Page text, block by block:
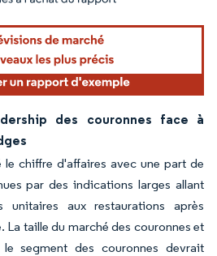
des couronnes face à
le chiffre d'affaires avec une part de
par des indications larges allant
aux restaurations après
taille du marché des couronnes et
segment des couronnes devrait